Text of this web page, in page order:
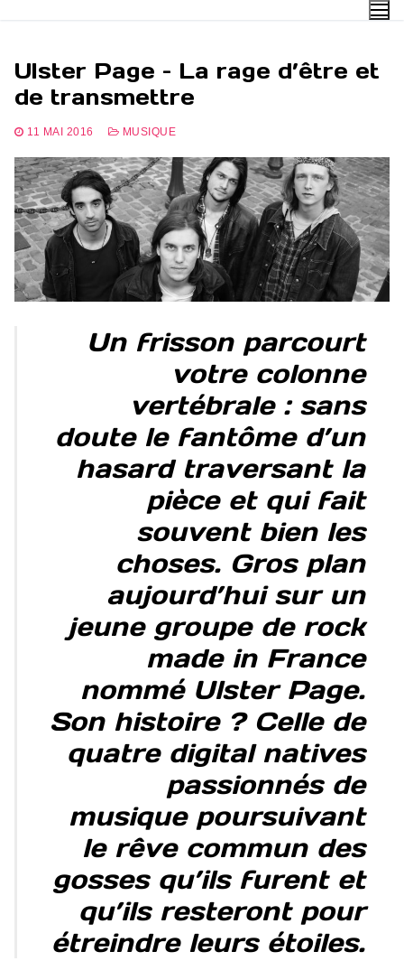
Ulster Page – La rage d’être et
de transmettre
11 MAI 2016 MUSIQUE
Un frisson parcourt
votre colonne
vertébrale : sans
doute le fantôme d’un
hasard traversant la
pièce et qui fait
souvent bien les
choses. Gros plan
aujourd’hui sur un
jeune groupe de rock
made in France
nommé Ulster Page.
Son histoire ? Celle de
quatre digital natives
passionnés de
musique poursuivant
le rêve commun des
gosses qu’ils furent et
qu’ils resteront pour
étreindre leurs étoiles.